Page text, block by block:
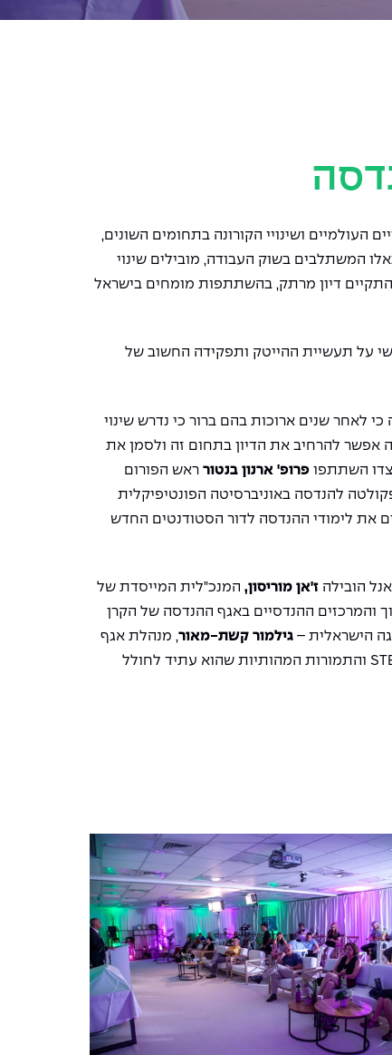
ושינויי הקורונה בתחומים השונים,
המשתלבים בשוק העבודה, מובילים שינוי
התקיים דיון מרתק, בהשתתפות מומחים בישראל
על תעשיית ההייטק ותפקידה החשוב של
עליהם וטענה כי לאחר שנים ארוכות בהם ברור כי נדרש שינוי
אפשר להרחיב את הדיון בתחום זה ולסמן את
השתתפו פרופ' ארנון בנטור ראש הפורום
להנדסה באוניברסיטה הפונטיפיקלית
את לימודי ההנדסה לדור הסטודנטים החדש
הובילה ז'אן מוריסון, המנכ"לית המייסדת של
והמרכזים ההנדסיים באגף ההנדסה של הקרן
הישראלית – גילמור קשת-מאור, מנהלת אגף
והתמורות המהותיות שהוא עתיד לחולל